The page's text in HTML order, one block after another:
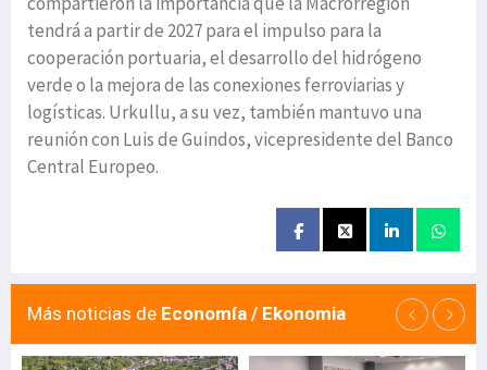
tendrá a partir de 2027 para el impulso para la
cooperación portuaria, el desarrollo del hidrógeno
verde o la mejora de las conexiones ferroviarias y
logísticas. Urkullu, a su vez, también mantuvo una
reunión con Luis de Guindos, vicepresidente del Banco
Central Europeo.
Más noticias de Economía / Ekonomia